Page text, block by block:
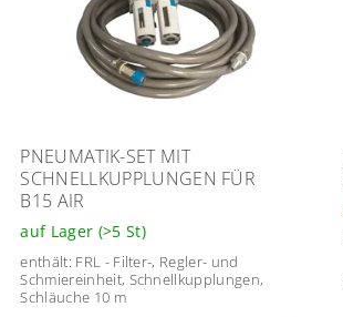
PNEUMATIK-SET MIT
SCHNELLKUPPLUNGEN FÜR
B15 AIR
auf Lager (>5 St)
enthält: FRL - Filter-, Regler- und
Schmiereinheit, Schnellkupplungen,
Schläuche 10 m